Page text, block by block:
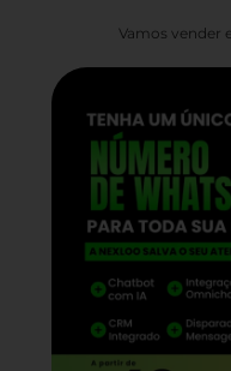
Vamos vender